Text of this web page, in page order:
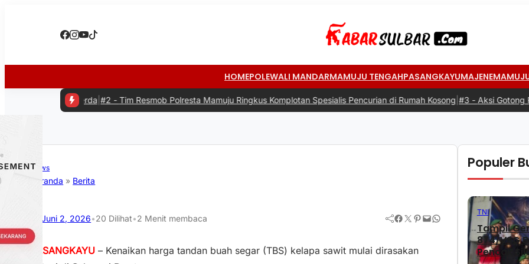
HOMEPOLEWALI MANDARMAMUJU TENGAHPASANGKAYUMAJENE
Tim Resmob Polresta Mamuju Ringkus Komplotan Spesialis Pencurian di Rumah Kosong|#3 - Aksi Gotong Royong: Siswa
News
Beranda » Berita
Juni 2, 2026•20 Dilihat•2 Menit membaca Facebook Twitter Pinterest Mail WhatsApp
PASANGKAYU – Kenaikan harga tandan buah segar (TBS) kelapa sawit mulai dirasakan
Populer
TNI
Tampil
874/VSG
Pencak